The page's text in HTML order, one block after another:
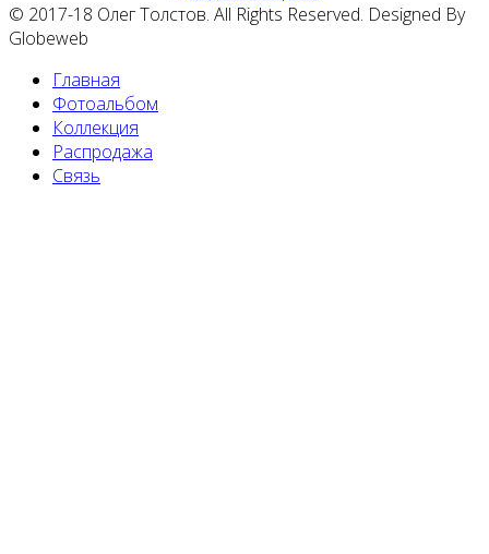
© 2017-18 Олег Толстов. All Rights Reserved. Designed By
Globeweb
Главная
Фотоальбом
Коллекция
Распродажа
Связь